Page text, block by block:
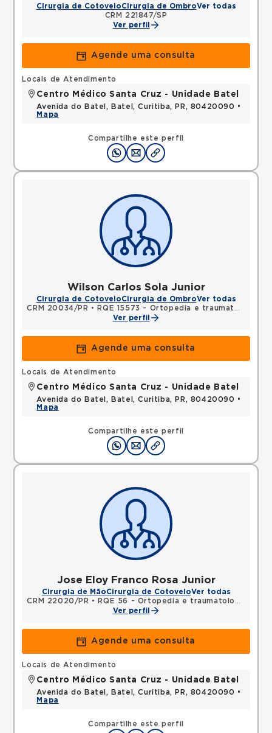
Cirurgia de CotoveloCirurgia de OmbroVer todas
CRM 221847/SP
Ver perfil
Agende uma consulta
Compartilhe este perfil
Locais de Atendimento
Centro Médico Santa Cruz - Unidade Batel
Avenida do Batel, Batel, Curitiba, PR, 80420090 •
Mapa
Wilson Carlos Sola Junior
Cirurgia de CotoveloCirurgia de OmbroVer todas
CRM 20034/PR •
RQE 15573 - Ortopedia e traumatologia
Ver perfil
Agende uma consulta
Compartilhe este perfil
Locais de Atendimento
Centro Médico Santa Cruz - Unidade Batel
Avenida do Batel, Batel, Curitiba, PR, 80420090 •
Mapa
Jose Eloy Franco Rosa Junior
Cirurgia de MãoCirurgia de CotoveloVer todas
CRM 22020/PR • RQE 56 - Ortopedia e traumatologia
Ver perfil
Agende uma consulta
Compartilhe este perfil
Locais de Atendimento
Centro Médico Santa Cruz - Unidade Batel
Avenida do Batel, Batel, Curitiba, PR, 80420090 •
Mapa